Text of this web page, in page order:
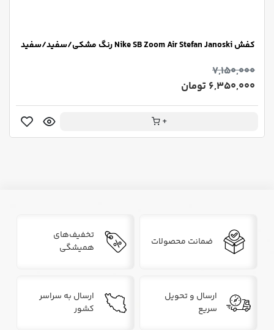
کفش Nike SB Zoom Air Stefan Janoski رنگ مشکی/سفید/سفید
7,150,000
6,350,000 تومان
+
ضمانت محصولات
تخفیف‌های
همیشگی
ارسال و تحویل
سریع
ارسال به سراسر
کشور